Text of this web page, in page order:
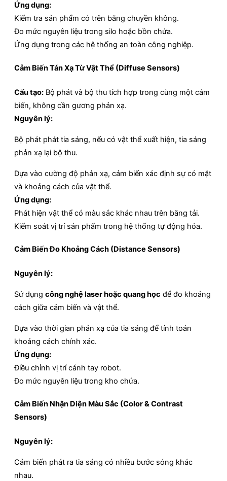
Ứng dụng:
Kiểm tra sản phẩm có trên băng chuyền không.
Đo mức nguyên liệu trong silo hoặc bồn chứa.
Ứng dụng trong các hệ thống an toàn công nghiệp.
Cảm Biến Tán Xạ Từ Vật Thể (Diffuse Sensors)
Cấu tạo: Bộ phát và bộ thu tích hợp trong cùng một cảm
biến, không cần gương phản xạ.
Nguyên lý:
Bộ phát phát tia sáng, nếu có vật thể xuất hiện, tia sáng
phản xạ lại bộ thu.
Dựa vào cường độ phản xạ, cảm biến xác định sự có mặt
và khoảng cách của vật thể.
Ứng dụng:
Phát hiện vật thể có màu sắc khác nhau trên băng tải.
Kiểm soát vị trí sản phẩm trong hệ thống tự động hóa.
Cảm Biến Đo Khoảng Cách (Distance Sensors)
Nguyên lý:
Sử dụng công nghệ laser hoặc quang học để đo khoảng
cách giữa cảm biến và vật thể.
Dựa vào thời gian phản xạ của tia sáng để tính toán
khoảng cách chính xác.
Ứng dụng:
Điều chỉnh vị trí cánh tay robot.
Đo mức nguyên liệu trong kho chứa.
Cảm Biến Nhận Diện Màu Sắc (Color & Contrast
Sensors)
Nguyên lý:
Cảm biến phát ra tia sáng có nhiều bước sóng khác
nhau.